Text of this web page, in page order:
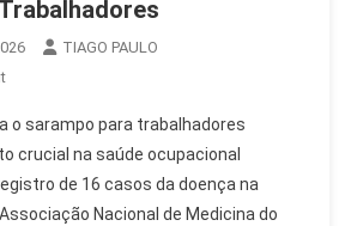
TIAGO PAULO
On
Devem
Facilitar
Vacinação
Sarampo
o sarampo para trabalhadores
crucial na saúde ocupacional
de 16 casos da doença na
Nacional de Medicina do